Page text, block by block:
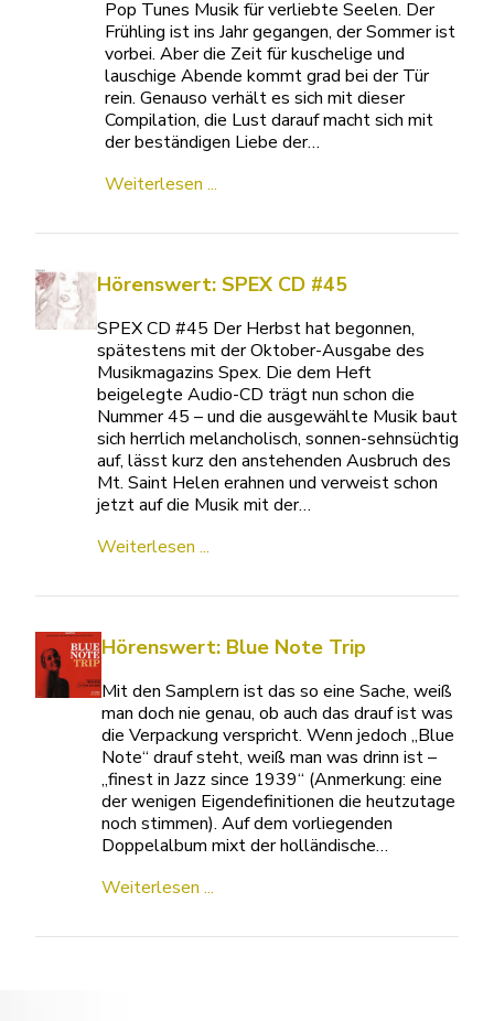
Pop Tunes Musik für verliebte Seelen. Der
Frühling ist ins Jahr gegangen, der Sommer ist
vorbei. Aber die Zeit für kuschelige und
lauschige Abende kommt grad bei der Tür
rein. Genauso verhält es sich mit dieser
Compilation, die Lust darauf macht sich mit
der beständigen Liebe der…
Weiterlesen ...
Hörenswert: SPEX CD #45
SPEX CD #45 Der Herbst hat begonnen,
spätestens mit der Oktober-Ausgabe des
Musikmagazins Spex. Die dem Heft
beigelegte Audio-CD trägt nun schon die
Nummer 45 – und die ausgewählte Musik baut
sich herrlich melancholisch, sonnen-sehnsüchtig
auf, lässt kurz den anstehenden Ausbruch des
Mt. Saint Helen erahnen und verweist schon
jetzt auf die Musik mit der…
Weiterlesen ...
Hörenswert: Blue Note Trip
Mit den Samplern ist das so eine Sache, weiß
man doch nie genau, ob auch das drauf ist was
die Verpackung verspricht. Wenn jedoch „Blue
Note“ drauf steht, weiß man was drinn ist –
„finest in Jazz since 1939“ (Anmerkung: eine
der wenigen Eigendefinitionen die heutzutage
noch stimmen). Auf dem vorliegenden
Doppelalbum mixt der holländische…
Weiterlesen ...